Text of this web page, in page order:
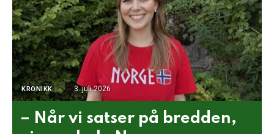
KRONIKK 3. juli 2026
– Når vi satser på bredden,